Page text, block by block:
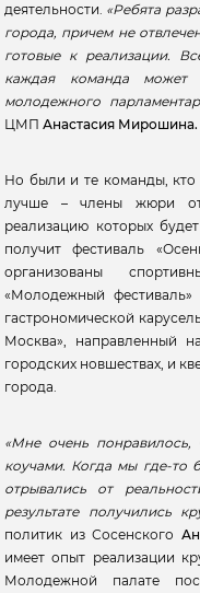
деятельности. «Ребята
города, причем не
готовые к реализации.
каждая команда может
молодежного
ЦМП Анастасия Мирошина.
Но были и те команды, кто
лучше – члены жюри
реализацию которых
получит фестиваль
организованы
«Молодежный
гастрономической
Москва», направленный
городских новшествах, и
города.
«Мне очень
коучами. Когда мы где-то
отрывались от
результате получились
политик из Сосенского
имеет опыт реализации
Молодежной палате